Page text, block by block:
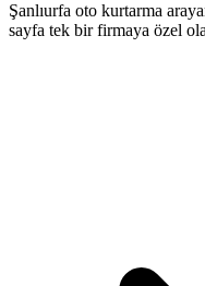
Şanlıurfa oto kurtarma
sayfa tek bir firmaya özel